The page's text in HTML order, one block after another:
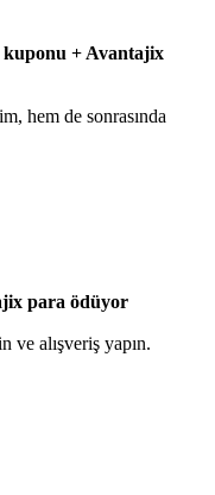
+ Avantajix
hem de sonrasında
para ödüyor
ve alışveriş yapın.